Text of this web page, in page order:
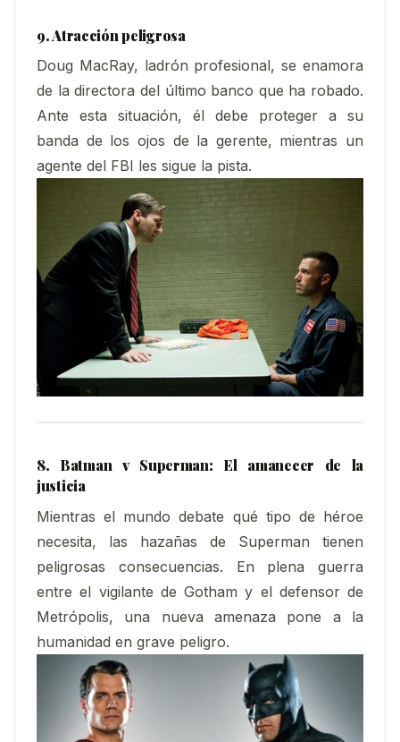
9. Atracción peligrosa
Doug MacRay, ladrón profesional, se enamora
de la directora del último banco que ha robado.
Ante esta situación, él debe proteger a su
banda de los ojos de la gerente, mientras un
agente del FBI les sigue la pista.
8. Batman v Superman: El amanecer de la
justicia
Mientras el mundo debate qué tipo de héroe
necesita, las hazañas de Superman tienen
peligrosas consecuencias. En plena guerra
entre el vigilante de Gotham y el defensor de
Metrópolis, una nueva amenaza pone a la
humanidad en grave peligro.